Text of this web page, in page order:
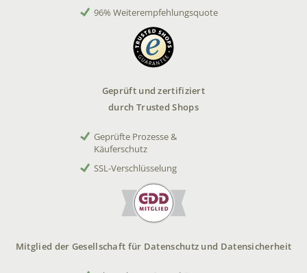
96% Weiterempfehlungsquote
Geprüft und zertifiziert
durch Trusted Shops
Geprüfte Prozesse &
Käuferschutz
SSL-Verschlüsselung
Mitglied der Gesellschaft für Datenschutz und Datensicherheit